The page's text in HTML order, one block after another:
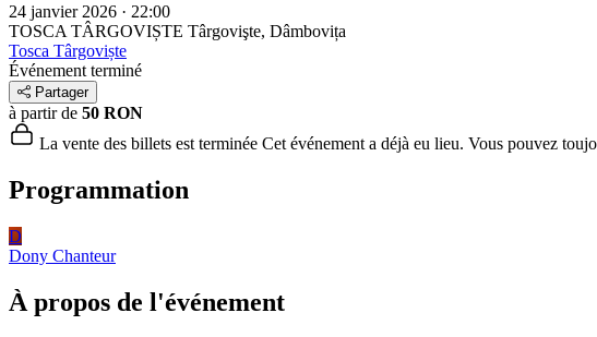
24 janvier 2026 · 22:00
TOSCA TÂRGOVIȘTE Târgovişte, Dâmbovița
Tosca Târgoviște
Événement terminé
Partager
à partir de 50 RON
La vente des billets est terminée Cet événement a déjà eu lieu. Vous pouvez
Programmation
D
Dony Chanteur
À propos de l'événement